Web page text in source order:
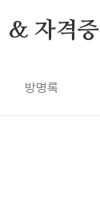
& 자격증
방명록